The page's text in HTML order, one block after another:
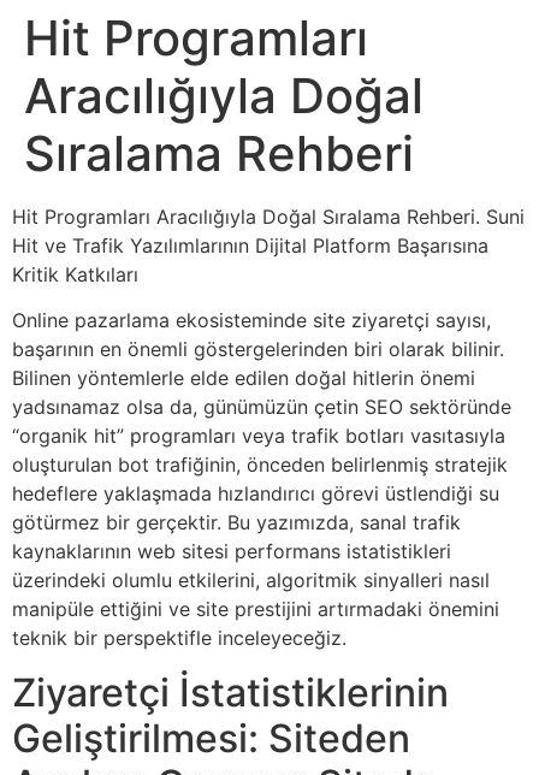
Hit Programları
Aracılığıyla Doğal
Sıralama Rehberi
Hit Programları Aracılığıyla Doğal Sıralama Rehberi. Suni
Hit ve Trafik Yazılımlarının Dijital Platform Başarısına
Kritik Katkıları
Online pazarlama ekosisteminde site ziyaretçi sayısı,
başarının en önemli göstergelerinden biri olarak bilinir.
Bilinen yöntemlerle elde edilen doğal hitlerin önemi
yadsınamaz olsa da, günümüzün çetin SEO sektöründe
“organik hit” programları veya trafik botları vasıtasıyla
oluşturulan bot trafiğinin, önceden belirlenmiş stratejik
hedeflere yaklaşmada hızlandırıcı görevi üstlendiği su
götürmez bir gerçektir. Bu yazımızda, sanal trafik
kaynaklarının web sitesi performans istatistikleri
üzerindeki olumlu etkilerini, algoritmik sinyalleri nasıl
manipüle ettiğini ve site prestijini artırmadaki önemini
teknik bir perspektifle inceleyeceğiz.
Ziyaretçi İstatistiklerinin
Geliştirilmesi: Siteden